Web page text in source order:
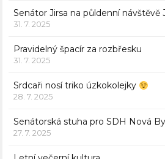
Senátor Jirsa na půldenní návštěvě
31. 7. 2025
Pravidelný špacír za rozbřesku
31. 7. 2025
Srdcaři nosí triko úzkokolejky
28. 7. 2025
Senátorská stuha pro SDH Nová
27. 7. 2025